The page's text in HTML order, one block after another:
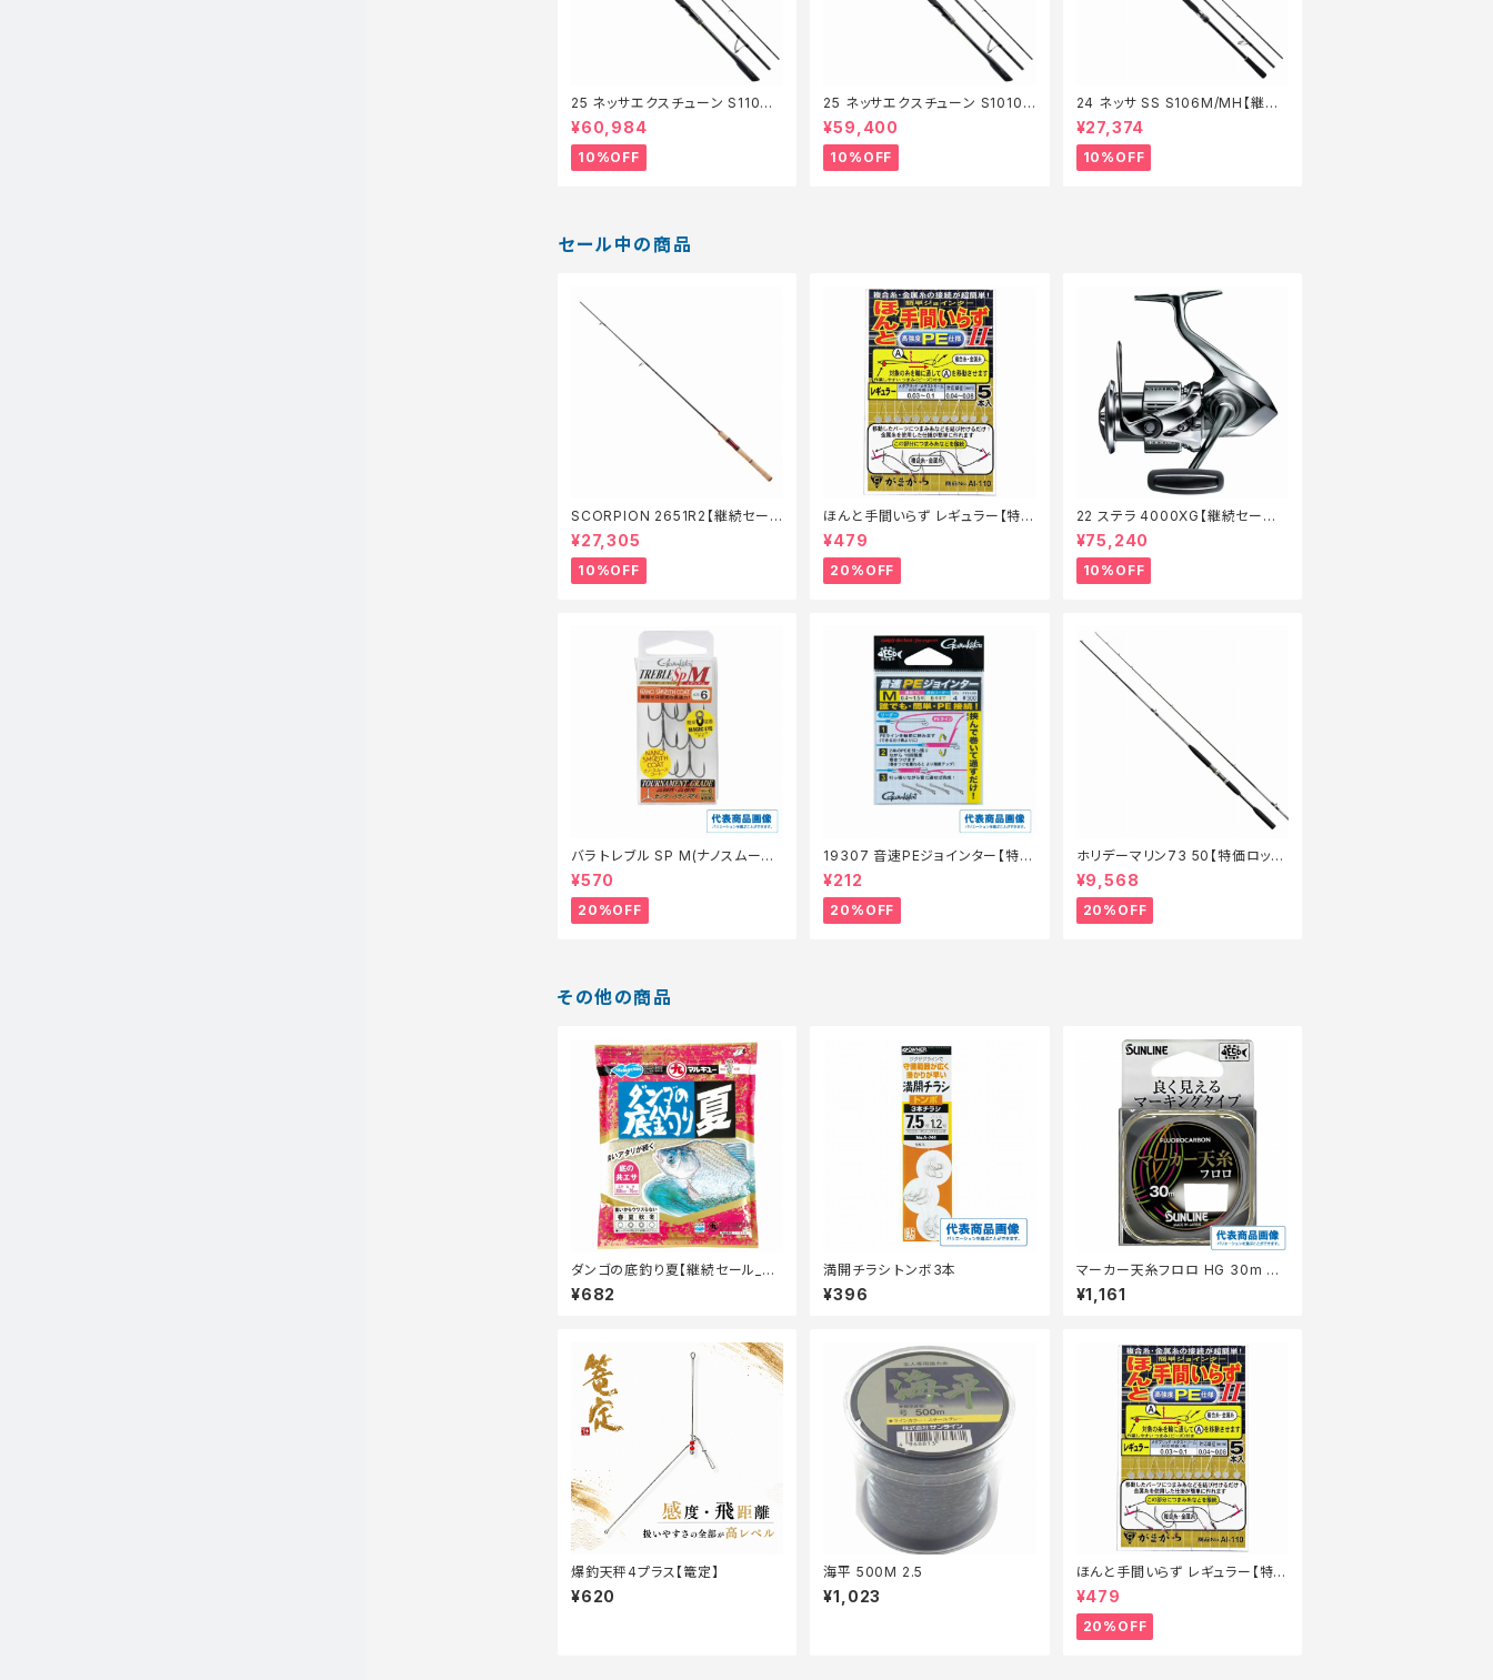
25 ネッサエクスチューン S110M
H+【継続セール_ロッド】【10】
¥60,984
10%OFF
25 ネッサエクスチューン S1010M
+【継続セール_ロッド】【10】
¥59,400
10%OFF
24 ネッサ SS S106M/MH【継続
セール_ロッド】【10】
¥27,374
10%OFF
セール中の商品
SCORPION 2651R2【継続セール
_ロッド】【10】
¥27,305
10%OFF
ほんと手間いらず レギュラー【特価
仕掛】【20】
¥479
20%OFF
22 ステラ 4000XG【継続セール_
リール】【10】
¥75,240
10%OFF
バラ トレブル SP M(ナノスムース
コート)【特価仕掛】【20】
¥570
20%OFF
19307 音速PEジョインター【特価
仕掛】【20】
¥212
20%OFF
ホリデーマリン73 50【特価ロッ
ド】【20】
¥9,568
20%OFF
その他の商品
ダンゴの底釣り夏【継続セール_エ
サ】
¥682
満開チラシ トンボ3本
¥396
マーカー天糸フロロ HG 30m #
0.8
¥1,161
爆釣天秤4プラス【篭定】
¥620
海平 500M 2.5
¥1,023
ほんと手間いらず レギュラー【特価
仕掛】【20】
¥479
20%OFF